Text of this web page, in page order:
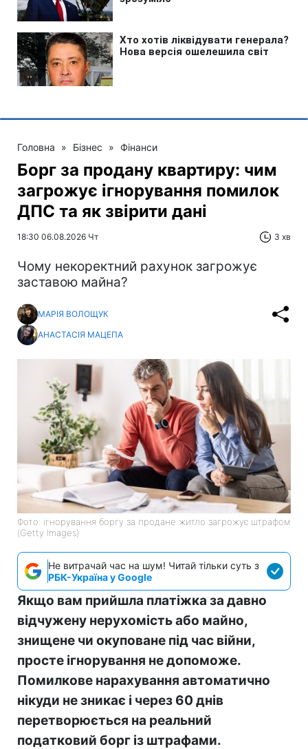
Головна » Бізнес » Фінанси
Борг за продану квартиру: чим
загрожує ігнорування помилок
ДПС та як звірити дані
18:30 06.08.2026 Чт 3 хв
Чому некоректний рахунок загрожує
заставою майна?
МАРІЯ ВОЛОЩУК
АНАСТАСІЯ МАЦЕПА
Фото: ігнорування боргу за продане житло загрожує штрафом
(Getty Images)
Не витрачай час на шум! Читай тільки суть з
РБК-Україна у Google
Якщо вам прийшла платіжка за давно
відчужену нерухомість або майно,
знищене чи окуповане під час війни,
просте ігнорування не допоможе.
Помилкове нарахування автоматично
нікуди не зникає і через 60 днів
перетворюється на реальний
податковий борг із штрафами.